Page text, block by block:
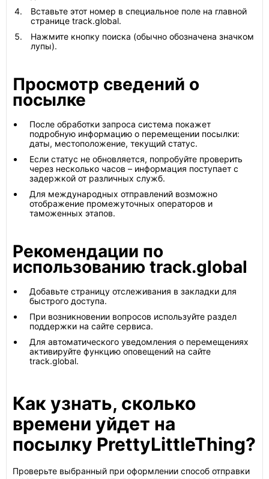
Вставьте этот номер в специальное поле на главной
странице track.global.
Нажмите кнопку поиска (обычно обозначена значком
лупы).
Просмотр сведений о
посылке
После обработки запроса система покажет
подробную информацию о перемещении посылки:
даты, местоположение, текущий статус.
Если статус не обновляется, попробуйте проверить
через несколько часов – информация поступает с
задержкой от различных служб.
Для международных отправлений возможно
отображение промежуточных операторов и
таможенных этапов.
Рекомендации по
использованию track.global
Добавьте страницу отслеживания в закладки для
быстрого доступа.
При возникновении вопросов используйте раздел
поддержки на сайте сервиса.
Для автоматического уведомления о перемещениях
активируйте функцию оповещений на сайте
track.global.
Как узнать, сколько
времени уйдет на
посылку PrettyLittleThing?
Проверьте выбранный при оформлении способ отправки